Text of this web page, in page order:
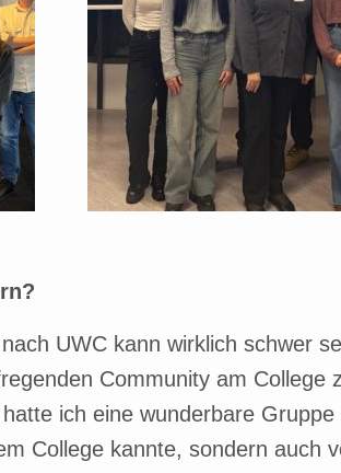
UWC kann wirklich schwer
Community am College
ich eine wunderbare Gruppe
College kannte, sondern auch